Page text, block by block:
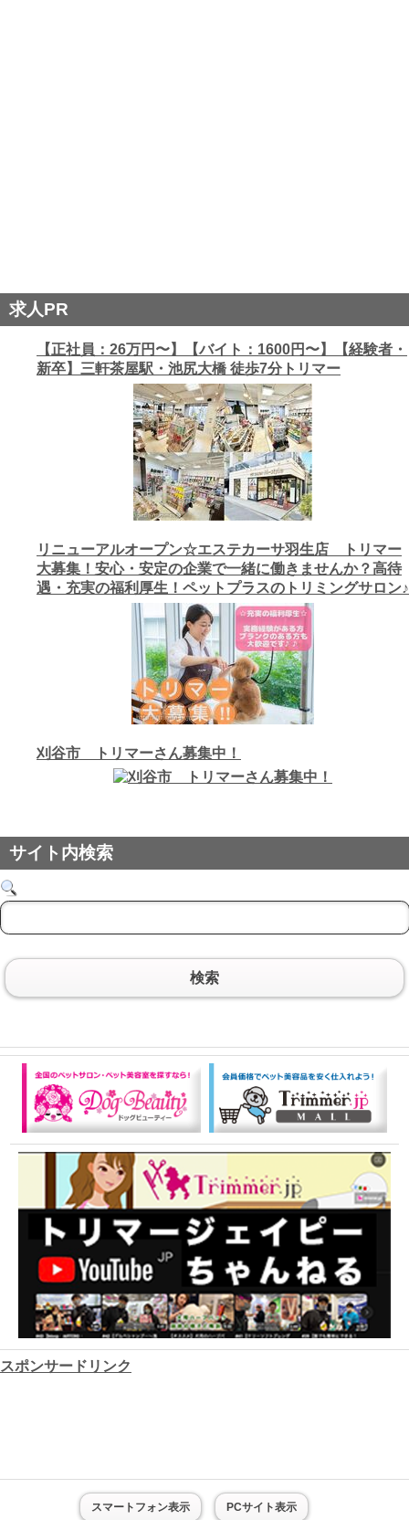
求人PR
【正社員：26万円〜】【バイト：1600円〜】【経験者・
新卒】三軒茶屋駅・池尻大橋 徒歩7分トリマー
リニューアルオープン☆エステカーサ羽生店 トリマー
大募集！安心・安定の企業で一緒に働きませんか？高待
遇・充実の福利厚生！ペットプラスのトリミングサロン♪
刈谷市 トリマーさん募集中！
サイト内検索
検索
スポンサードリンク
スマートフォン表示 PCサイト表示